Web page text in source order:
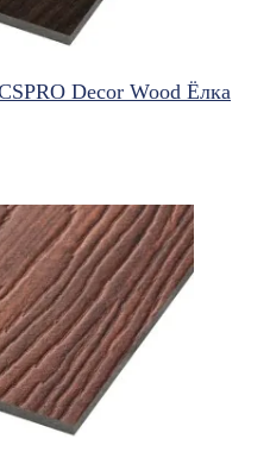
Decor Wood Ёлка